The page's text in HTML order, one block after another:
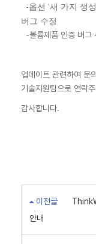
-옵션 '새 가지 생
버그 수정
-볼륨제품 인증 버그
업데이트 관련하여 문
기술지원팀으로 연락
감사합니다.
이전글
안내